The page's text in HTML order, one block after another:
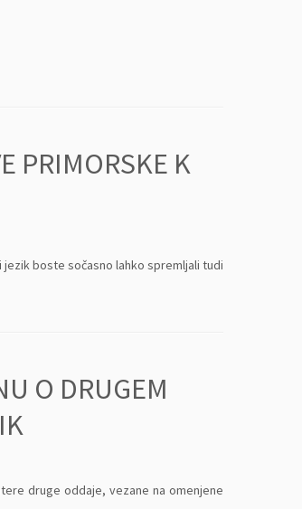
PRIMORSKE K
jezik boste sočasno lahko spremljali tudi
O DRUGEM
druge oddaje, vezane na omenjene